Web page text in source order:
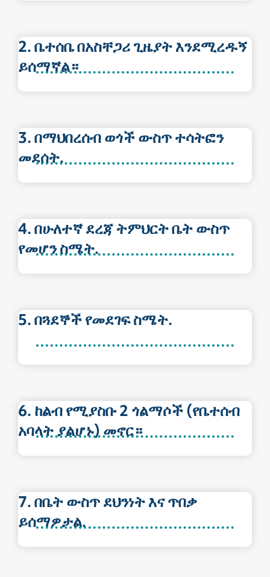
2. ቤተሰቤ በአስቸጋሪ ጊዜያት እንደሚረዱኝ
ይሰማኛል።
3. በማህበረሰብ ወጎች ውስጥ ተሳትፎን
መደሰት.
4. በሁለተኛ ደረጃ ትምህርት ቤት ውስጥ
የመሆን ስሜት.
5. በጓደኞች የመደገፍ ስሜት.
6. ከልብ የሚያስቡ 2 ጎልማሶች (የቤተሰብ
አባላት ያልሆኑ) መኖር።
7. በቤት ውስጥ ደህንነት እና ጥበቃ
ይሰማዎታል.